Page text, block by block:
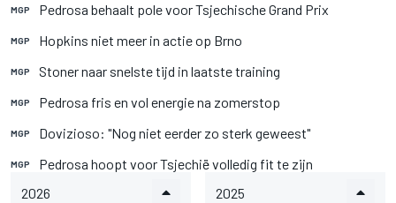
MGP Pedrosa behaalt pole voor Tsjechische Grand Prix
MGP Hopkins niet meer in actie op Brno
MGP Stoner naar snelste tijd in laatste training
MGP Pedrosa fris en vol energie na zomerstop
MGP Dovizioso: "Nog niet eerder zo sterk geweest"
MGP
Pedrosa hoopt voor Tsjechië volledig fit te zijn
2026
2025